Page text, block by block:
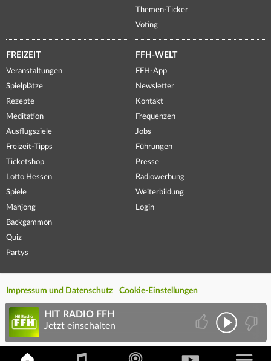
Themen-Ticker
Voting
FREIZEIT
Veranstaltungen
Spielplätze
Rezepte
Meditation
Ausflugsziele
Freizeit-Tipps
Ticketshop
Lotto Hessen
Spiele
Mahjong
Backgammon
Quiz
Partys
FFH-WELT
FFH-App
Newsletter
Kontakt
Frequenzen
Jobs
Führungen
Presse
Radiowerbung
Weiterbildung
Login
Impressum und Datenschutz Cookie-Einstellungen
HIT RADIO FFH
Jetzt einschalten